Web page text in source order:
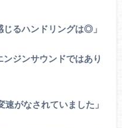
じるハンドリングは◎」
ンジンサウンドではあり
速がなされていました」